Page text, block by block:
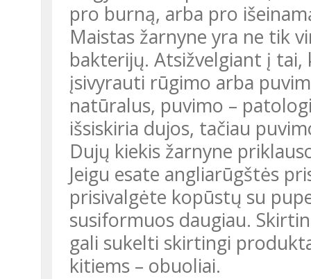
pro burną, arba pro
Maistas žarnyne yra ne tik
bakterijų. Atsižvelgiant į tai,
įsivyrauti rūgimo arba
natūralus, puvimo –
išsiskiria dujos, tačiau
Dujų kiekis žarnyne
Jeigu esate angliarūgštės
prisivalgėte kopūstų su
susiformuos daugiau.
gali sukelti skirtingi
kitiems – obuoliai.